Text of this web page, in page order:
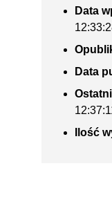
Data
Data
Ilość